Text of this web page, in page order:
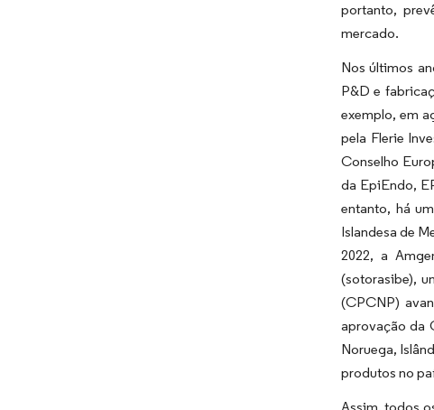
portanto,
mercado.
Nos últimos
P&D e
exemplo, em
pela Flerie
Conselho
da EpiEndo,
entanto, há
Islandesa de
2022, a
(sotorasibe),
(CPCNP)
aprovação da
Noruega,
produtos no